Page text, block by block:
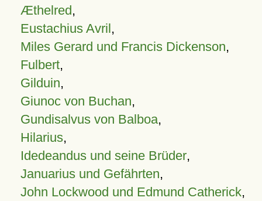
Æthelred,
Eustachius Avril,
Miles Gerard und Francis Dickenson,
Fulbert,
Gilduin,
Giunoc von Buchan,
Gundisalvus von Balboa,
Hilarius,
Idedeandus und seine Brüder,
Januarius und Gefährten,
John Lockwood und Edmund Catherick,